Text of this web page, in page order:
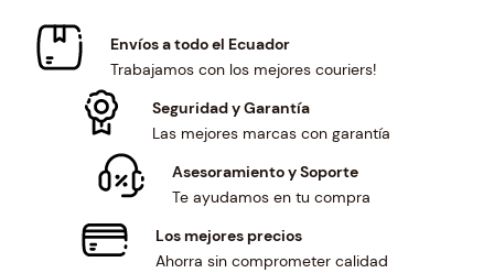
Envíos a todo el Ecuador
Trabajamos con los mejores couriers!
Seguridad y Garantía
Las mejores marcas con garantía
Asesoramiento y Soporte
Te ayudamos en tu compra
Los mejores precios
Ahorra sin comprometer calidad